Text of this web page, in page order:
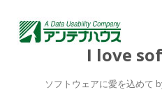
I love
ソフトウェアに愛を込めて